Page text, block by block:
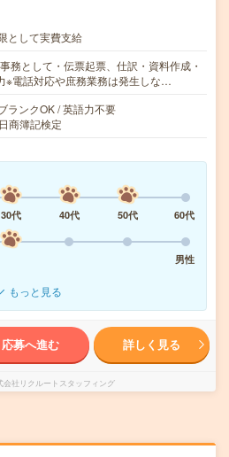
として実費支給
務として・伝票起票、仕訳・資料作成・
※電話対応や庶務業務は発生しな…
ランクOK / 英語力不要
商簿記検定
30代 40代 50代
60代
男性
もっと見る
応募へ進む 詳しく見る
会社リクルートスタッフィング